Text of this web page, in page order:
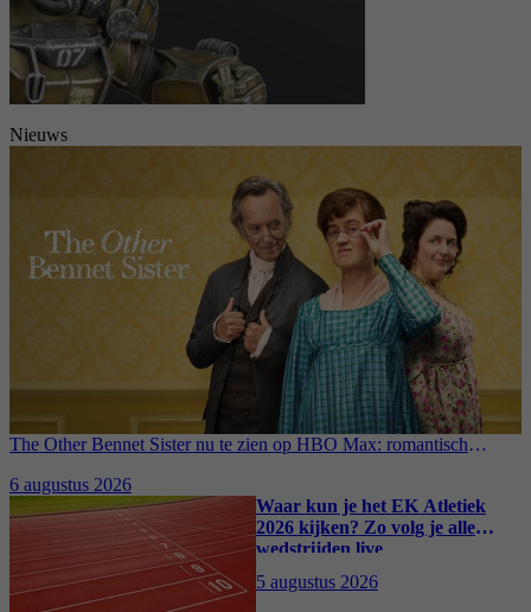
Nieuws
The Other Bennet Sister nu te zien op HBO Max: romantisch
6 augustus 2026
Waar kun je het EK Atletiek
2026 kijken? Zo volg je alle
wedstrijden live
5 augustus 2026